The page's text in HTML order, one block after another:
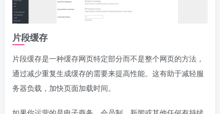
片段缓存
片段缓存是一种缓存网页特定部分而不是整个网页的方法，
通过减少重复生成缓存的需要来提高性能。这有助于减轻服
务器负载，加快页面加载时间。